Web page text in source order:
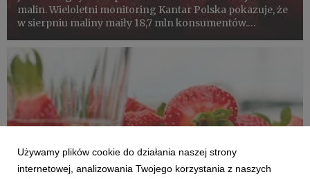
malin. Wieloletni monitoring Kantar Polska pokazuje, że
w sierpniu maliny maiły 18,7 mln konsumentów.
- Karolina i Mateusz Wójcik, plantatorzy z wielkopolskiej
Ow...
Używamy plików cookie do działania naszej strony
internetowej, analizowania Twojego korzystania z naszych